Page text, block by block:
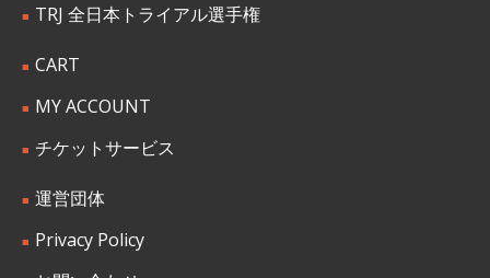
TRJ 全日本トライアル選手権
CART
MY ACCOUNT
チケットサービス
運営団体
Privacy Policy